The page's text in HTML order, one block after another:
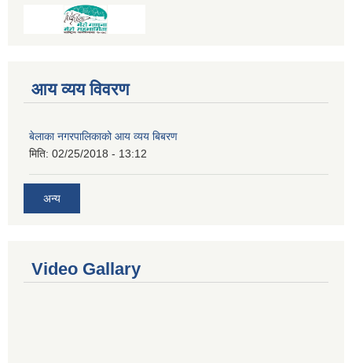
आय व्यय विवरण
बेलाका नगरपालिकाको आय व्यय बिबरण
मिति: 02/25/2018 - 13:12
अन्य
Video Gallary